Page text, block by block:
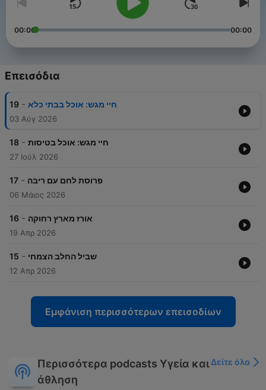
00:00 00:00
Επεισόδια
19 - חיי מגש: אוכל בבתי כלא
03 Αύγ 2026
18 - חיי מגש: אוכל בטיסות
27 Ιούλ 2026
17 - פרוסת לחם עם ריבה
06 Μάιος 2026
16 - אורז מארץ רחוקה
19 Απρ 2026
15 - שביל החלב הצמחי
12 Απρ 2026
Εμφάνιση περισσότερων επεισοδίων
Περισσότερα podcasts Υγεία και
άθληση
Δείτε όλα